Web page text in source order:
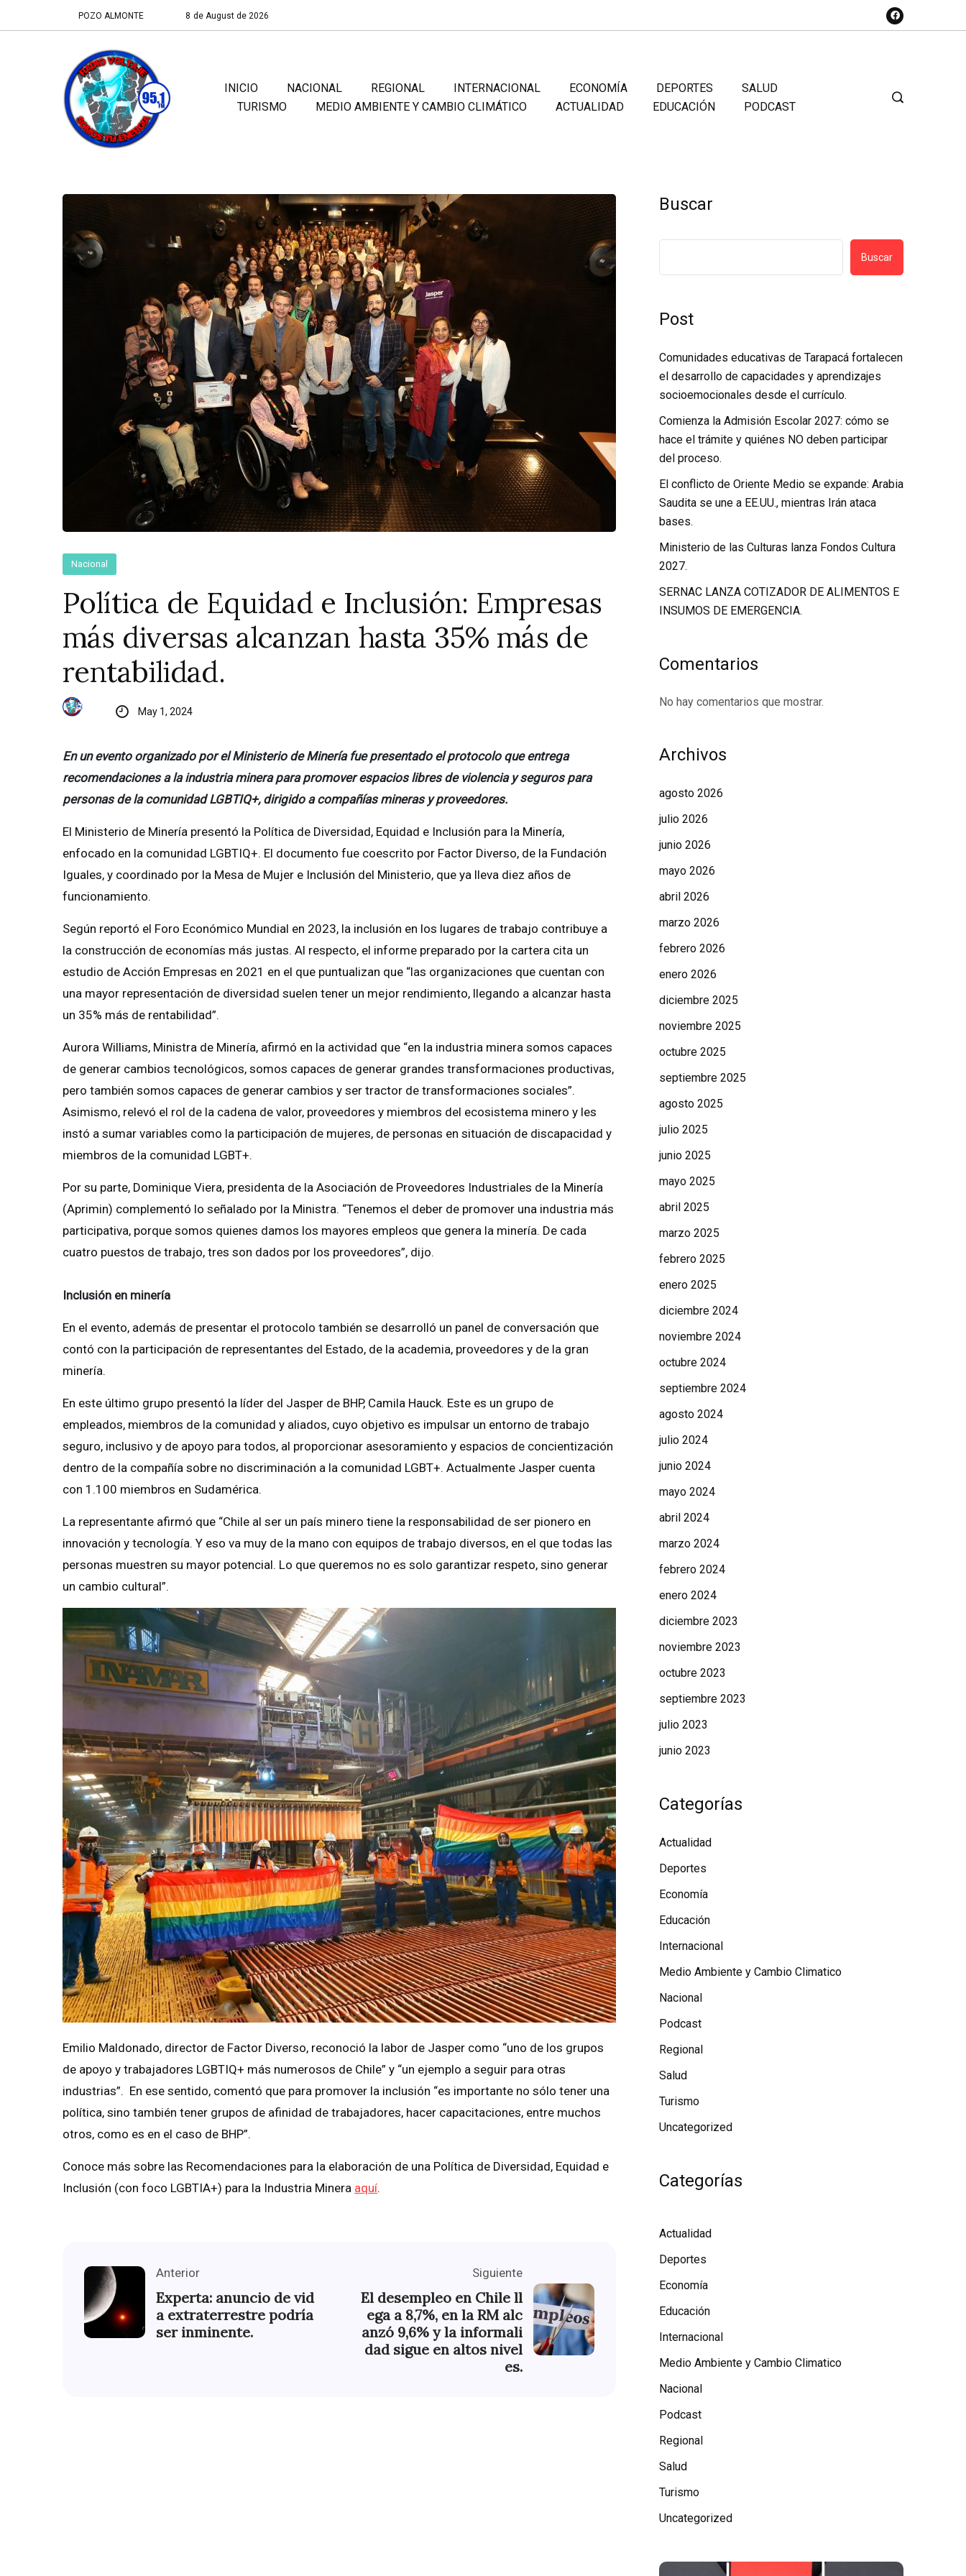
POZO ALMONTE 8 de August de 2026
INICIO NACIONAL REGIONAL INTERNACIONAL ECONOMÍA DEPORTES
SALUD
TURISMO
MEDIO AMBIENTE Y CAMBIO CLIMÁTICO ACTUALIDAD EDUCACIÓN PODCAST
Nacional
Política de Equidad e Inclusión: Empresas
más diversas alcanzan hasta 35% más de
rentabilidad.
May 1, 2024
En un evento organizado por el Ministerio de Minería fue presentado el protocolo que entrega
recomendaciones a la industria minera para promover espacios libres de violencia y seguros para
personas de la comunidad LGBTIQ+, dirigido a compañías mineras y proveedores.
El Ministerio de Minería presentó la Política de Diversidad, Equidad e Inclusión para la Minería,
enfocado en la comunidad LGBTIQ+. El documento fue coescrito por Factor Diverso, de la Fundación
Iguales, y coordinado por la Mesa de Mujer e Inclusión del Ministerio, que ya lleva diez años de
funcionamiento.
Según reportó el Foro Económico Mundial en 2023, la inclusión en los lugares de trabajo contribuye a
la construcción de economías más justas. Al respecto, el informe preparado por la cartera cita un
estudio de Acción Empresas en 2021 en el que puntualizan que “las organizaciones que cuentan con
una mayor representación de diversidad suelen tener un mejor rendimiento, llegando a alcanzar hasta
un 35% más de rentabilidad”.
Aurora Williams, Ministra de Minería, afirmó en la actividad que “en la industria minera somos capaces
de generar cambios tecnológicos, somos capaces de generar grandes transformaciones productivas,
pero también somos capaces de generar cambios y ser tractor de transformaciones sociales”.
Asimismo, relevó el rol de la cadena de valor, proveedores y miembros del ecosistema minero y les
instó a sumar variables como la participación de mujeres, de personas en situación de discapacidad y
miembros de la comunidad LGBT+.
Por su parte, Dominique Viera, presidenta de la Asociación de Proveedores Industriales de la Minería
(Aprimin) complementó lo señalado por la Ministra. “Tenemos el deber de promover una industria más
participativa, porque somos quienes damos los mayores empleos que genera la minería. De cada
cuatro puestos de trabajo, tres son dados por los proveedores”, dijo.
Inclusión en minería
En el evento, además de presentar el protocolo también se desarrolló un panel de conversación que
contó con la participación de representantes del Estado, de la academia, proveedores y de la gran
minería.
En este último grupo presentó la líder del Jasper de BHP, Camila Hauck. Este es un grupo de
empleados, miembros de la comunidad y aliados, cuyo objetivo es impulsar un entorno de trabajo
seguro, inclusivo y de apoyo para todos, al proporcionar asesoramiento y espacios de concientización
dentro de la compañía sobre no discriminación a la comunidad LGBT+. Actualmente Jasper cuenta
con 1.100 miembros en Sudamérica.
La representante afirmó que “Chile al ser un país minero tiene la responsabilidad de ser pionero en
innovación y tecnología. Y eso va muy de la mano con equipos de trabajo diversos, en el que todas las
personas muestren su mayor potencial. Lo que queremos no es solo garantizar respeto, sino generar
un cambio cultural”.
Emilio Maldonado, director de Factor Diverso, reconoció la labor de Jasper como “uno de los grupos
de apoyo y trabajadores LGBTIQ+ más numerosos de Chile” y “un ejemplo a seguir para otras
industrias”. En ese sentido, comentó que para promover la inclusión “es importante no sólo tener una
política, sino también tener grupos de afinidad de trabajadores, hacer capacitaciones, entre muchos
otros, como es en el caso de BHP”.
Conoce más sobre las Recomendaciones para la elaboración de una Política de Diversidad, Equidad e
Inclusión (con foco LGBTIA+) para la Industria Minera aquí.
Anterior
Experta: anuncio de vid
a extraterrestre podría
ser inminente.
Siguiente
El desempleo en Chile ll
ega a 8,7%, en la RM alc
anzó 9,6% y la informali
dad sigue en altos nivel
es.
Buscar
Buscar
Post
Comunidades educativas de Tarapacá fortalecen
el desarrollo de capacidades y aprendizajes
socioemocionales desde el currículo.
Comienza la Admisión Escolar 2027: cómo se
hace el trámite y quiénes NO deben participar
del proceso.
El conflicto de Oriente Medio se expande: Arabia
Saudita se une a EE.UU., mientras Irán ataca
bases.
Ministerio de las Culturas lanza Fondos Cultura
2027.
SERNAC LANZA COTIZADOR DE ALIMENTOS E
INSUMOS DE EMERGENCIA.
Comentarios
No hay comentarios que mostrar.
Archivos
agosto 2026
julio 2026
junio 2026
mayo 2026
abril 2026
marzo 2026
febrero 2026
enero 2026
diciembre 2025
noviembre 2025
octubre 2025
septiembre 2025
agosto 2025
julio 2025
junio 2025
mayo 2025
abril 2025
marzo 2025
febrero 2025
enero 2025
diciembre 2024
noviembre 2024
octubre 2024
septiembre 2024
agosto 2024
julio 2024
junio 2024
mayo 2024
abril 2024
marzo 2024
febrero 2024
enero 2024
diciembre 2023
noviembre 2023
octubre 2023
septiembre 2023
julio 2023
junio 2023
Categorías
Actualidad
Deportes
Economía
Educación
Internacional
Medio Ambiente y Cambio Climatico
Nacional
Podcast
Regional
Salud
Turismo
Uncategorized
Categorías
Actualidad
Deportes
Economía
Educación
Internacional
Medio Ambiente y Cambio Climatico
Nacional
Podcast
Regional
Salud
Turismo
Uncategorized